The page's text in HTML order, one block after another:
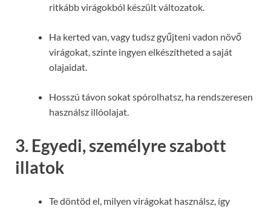
ritkább virágokból készült változatok.
Ha kerted van, vagy tudsz gyűjteni vadon növő
virágokat, szinte ingyen elkészítheted a saját
olajaidat.
Hosszú távon sokat spórolhatsz, ha rendszeresen
használsz illóolajat.
3. Egyedi, személyre szabott
illatok
Te döntöd el, milyen virágokat használsz, így